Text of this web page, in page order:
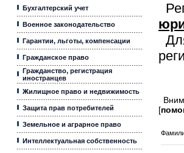
Бухгалтерский учет
Военное законодательство
Гарантии, льготы, компенсации
Гражданское право
Гражданство, регистрация
иностранцев
Жилищное право и недвижимость
Защита прав потребителей
Земельное и аграрное право
Интеллектуальная собственность
[